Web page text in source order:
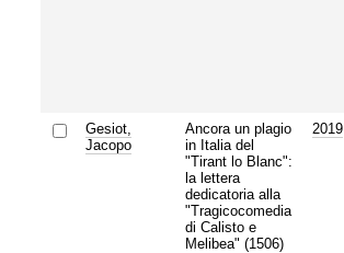
Gesiot,
Jacopo
Ancora un plagio
in Italia del
"Tirant lo Blanc":
la lettera
dedicatoria alla
"Tragicocomedia
di Calisto e
Melibea" (1506)
2019